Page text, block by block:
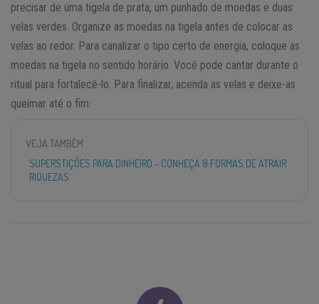
precisar de uma tigela de prata, um punhado de moedas e duas
velas verdes. Organize as moedas na tigela antes de colocar as
velas ao redor. Para canalizar o tipo certo de energia, coloque as
moedas na tigela no sentido horário. Você pode cantar durante o
ritual para fortalecê-lo. Para finalizar, acenda as velas e deixe-as
queimar até o fim.
VEJA TAMBÉM
SUPERSTIÇÕES PARA DINHEIRO – CONHEÇA 8 FORMAS DE ATRAIR
RIQUEZAS